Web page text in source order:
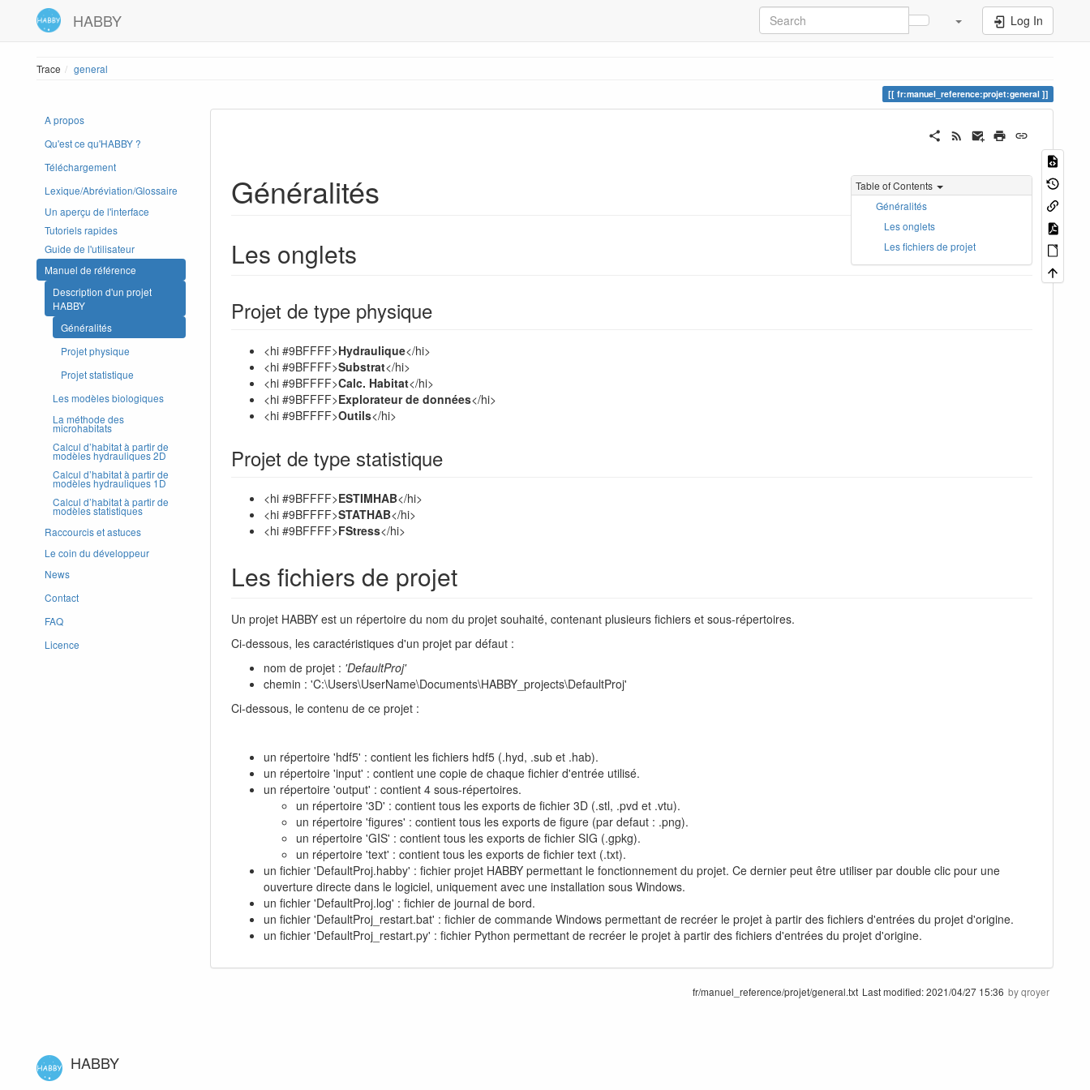
HABBY Log In
Trace general
fr:manuel_reference:projet:general
A propos
Qu'est ce qu'HABBY ?
Téléchargement
Lexique/Abréviation/Glossaire
Un aperçu de l'interface
Tutoriels rapides
Guide de l'utilisateur
Manuel de référence
Description d'un projet
HABBY
Généralités
Projet physique
Projet statistique
Les modèles biologiques
La méthode des
microhabitats
Calcul d’habitat à partir de
modèles hydrauliques 2D
Calcul d’habitat à partir de
modèles hydrauliques 1D
Calcul d’habitat à partir de
modèles statistiques
Raccourcis et astuces
Le coin du développeur
News
Contact
FAQ
Licence
Table of Contents
Généralités
Les onglets
Les fichiers de projet
Généralités
Les onglets
Projet de type physique
<hi #9BFFFF>Hydraulique</hi>
<hi #9BFFFF>Substrat</hi>
<hi #9BFFFF>Calc. Habitat</hi>
<hi #9BFFFF>Explorateur de données</hi>
<hi #9BFFFF>Outils</hi>
Projet de type statistique
<hi #9BFFFF>ESTIMHAB</hi>
<hi #9BFFFF>STATHAB</hi>
<hi #9BFFFF>FStress</hi>
Les fichiers de projet
Un projet HABBY est un répertoire du nom du projet souhaité, contenant plusieurs fichiers et sous-répertoires.
Ci-dessous, les caractéristiques d'un projet par défaut :
nom de projet : 'DefaultProj'
chemin : 'C:\Users\UserName\Documents\HABBY_projects\DefaultProj'
Ci-dessous, le contenu de ce projet :
un répertoire 'hdf5' : contient les fichiers hdf5 (.hyd, .sub et .hab).
un répertoire 'input' : contient une copie de chaque fichier d'entrée utilisé.
un répertoire 'output' : contient 4 sous-répertoires.
un répertoire '3D' : contient tous les exports de fichier 3D (.stl, .pvd et .vtu).
un répertoire 'figures' : contient tous les exports de figure (par defaut : .png).
un répertoire 'GIS' : contient tous les exports de fichier SIG (.gpkg).
un répertoire 'text' : contient tous les exports de fichier text (.txt).
un fichier 'DefaultProj.habby' : fichier projet HABBY permettant le fonctionnement du projet. Ce dernier peut être utiliser par double clic pour une
ouverture directe dans le logiciel, uniquement avec une installation sous Windows.
un fichier 'DefaultProj.log' : fichier de journal de bord.
un fichier 'DefaultProj_restart.bat' : fichier de commande Windows permettant de recréer le projet à partir des fichiers d'entrées du projet d'origine.
un fichier 'DefaultProj_restart.py' : fichier Python permettant de recréer le projet à partir des fichiers d'entrées du projet d'origine.
fr/manuel_reference/projet/general.txt Last modified:2021/04/27 15:36 byqroyer
HABBY